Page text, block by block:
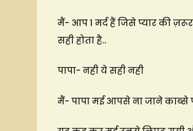
मैं- आप 1 मर्द हैं जिसे प्यार की
सही होता है..
पापा- नही ये सही नही
मैं- पापा मई आपसे ना जाने काब्से